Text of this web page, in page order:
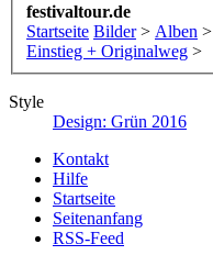
festivaltour.de
Startseite Bilder > Alben >
Einstieg + Originalweg >
Style
Design: Grün 2016
Kontakt
Hilfe
Startseite
Seitenanfang
RSS-Feed